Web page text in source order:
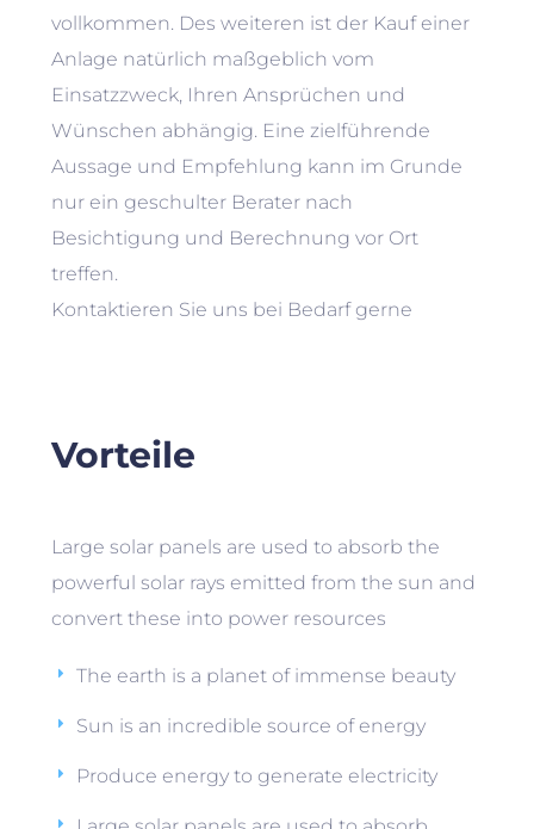
vollkommen. Des weiteren ist der Kauf einer
Anlage natürlich maßgeblich vom
Einsatzzweck, Ihren Ansprüchen und
Wünschen abhängig. Eine zielführende
Aussage und Empfehlung kann im Grunde
nur ein geschulter Berater nach
Besichtigung und Berechnung vor Ort
treffen.
Kontaktieren Sie uns bei Bedarf gerne
Vorteile
Large solar panels are used to absorb the
powerful solar rays emitted from the sun and
convert these into power resources
The earth is a planet of immense beauty
Sun is an incredible source of energy
Produce energy to generate electricity